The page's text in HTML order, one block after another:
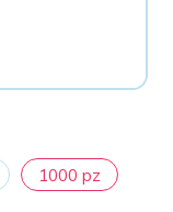
1000 pz